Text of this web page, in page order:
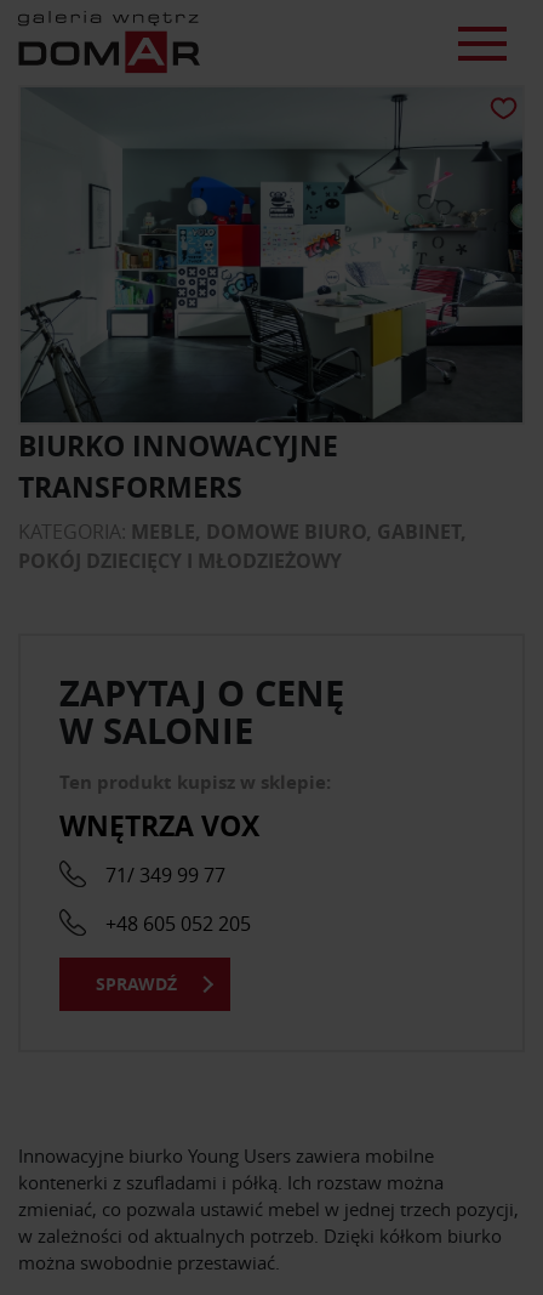
BIURKO INNOWACYJNE
TRANSFORMERS
KATEGORIA: MEBLE, DOMOWE BIURO, GABINET,
POKÓJ DZIECIĘCY I MŁODZIEŻOWY
Innowacyjne biurko Young Users zawiera mobilne
kontenerki z szufladami i półką. Ich rozstaw można
zmieniać, co pozwala ustawić mebel w jednej trzech pozycji,
w zależności od aktualnych potrzeb. Dzięki kółkom biurko
można swobodnie przestawiać.
ZAPYTAJ O CENĘ
W SALONIE
Ten produkt kupisz w sklepie:
WNĘTRZA VOX
71/ 349 99 77
+48 605 052 205
SPRAWDŹ